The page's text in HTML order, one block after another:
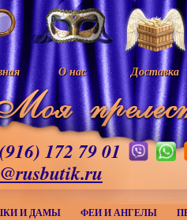
О нас Доставка
172 79 01
И ДАМЫ ФЕИ И АНГЕЛЫ